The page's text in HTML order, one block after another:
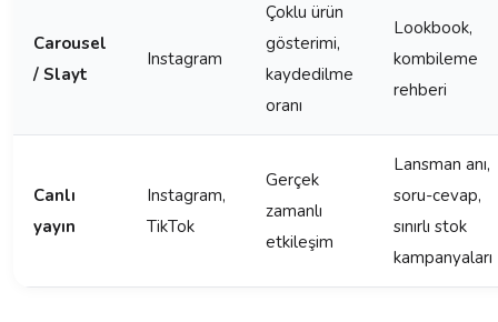
Carousel
/ Slayt
Instagram
Çoklu ürün
gösterimi,
kaydedilme
oranı
Lookbook,
kombileme
rehberi
Canlı
yayın
Instagram,
TikTok
Gerçek
zamanlı
etkileşim
Lansman anı,
soru-cevap,
sınırlı stok
kampanyaları